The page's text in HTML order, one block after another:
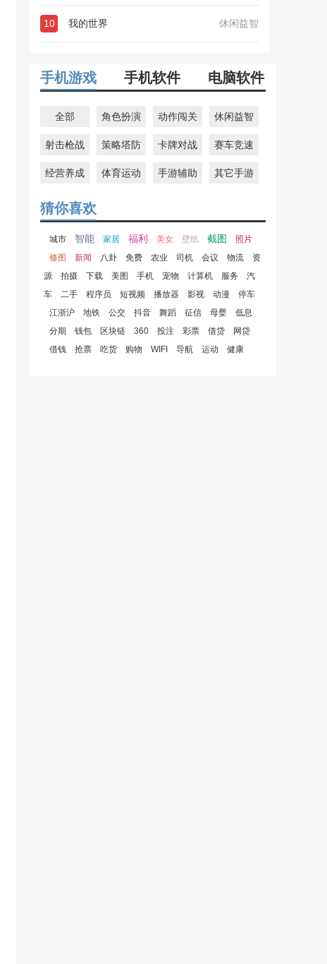
10 我的世界 休闲益智
手机游戏 手机软件 电脑软件
全部 角色扮演 动作闯关 休闲益智
射击枪战 策略塔防 卡牌对战 赛车竞速
经营养成 体育运动 手游辅助 其它手游
猜你喜欢
城市 智能 家居 福利 美女 壁纸 截图
照片
修图
新闻 八卦 免费 农业 司机 会议 物流
资
源
拍摄 下载 美图 手机 宠物 计算机 服务
汽
车
二手 程序员 短视频 播放器 影视 动漫
停车
江浙沪
地铁 公交 抖音 舞蹈 征信 母婴
低息
分期
钱包 区块链 360 投注 彩票 借贷
网贷
借钱
抢票 吃货 购物 WIFI 导航 运动 健康